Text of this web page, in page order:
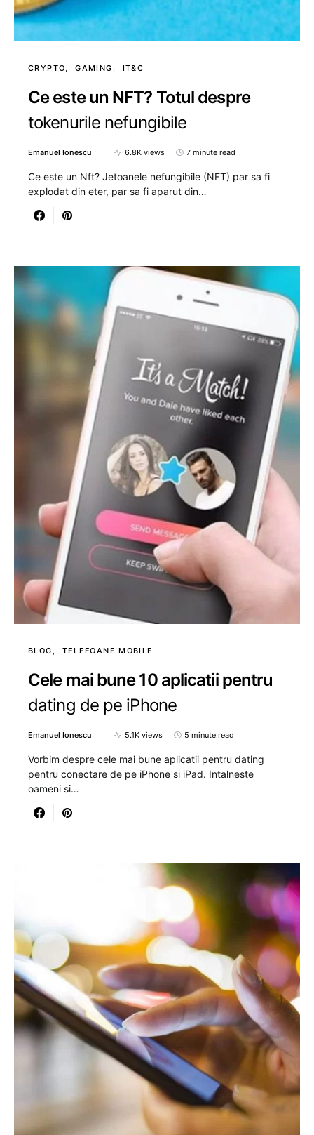
CRYPTO GAMING IT&C
Ce este un NFT? Totul despre
tokenurile nefungibile
Emanuel Ionescu 6.8K views 7 minute read
Ce este un Nft? Jetoanele nefungibile (NFT) par sa fi
explodat din eter, par sa fi aparut din…
BLOG TELEFOANE MOBILE
Cele mai bune 10 aplicatii pentru
dating de pe iPhone
Emanuel Ionescu 5.1K views 5 minute read
Vorbim despre cele mai bune aplicatii pentru dating
pentru conectare de pe iPhone si iPad. Intalneste
oameni si…